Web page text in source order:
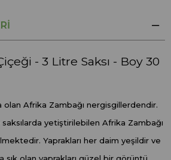
- 3 Litre Saksı - Boy 30
olan Afrika Zambağı nergisgillerdendir.
yetiştirilebilen Afrika Zambağı
Yaprakları her daim yeşildir ve